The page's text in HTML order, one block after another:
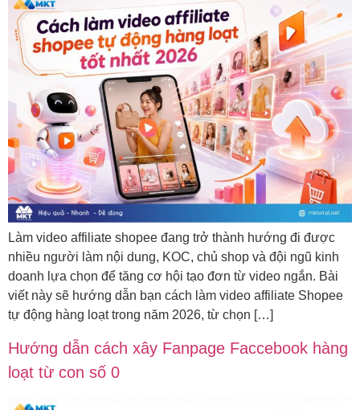
Làm video affiliate shopee đang trở thành hướng đi được
nhiều người làm nội dung, KOC, chủ shop và đội ngũ kinh
doanh lựa chọn để tăng cơ hội tạo đơn từ video ngắn. Bài
viết này sẽ hướng dẫn bạn cách làm video affiliate Shopee
tự động hàng loạt trong năm 2026, từ chọn […]
Hướng dẫn cách xây Fanpage Faccebook hàng
loạt từ con số 0